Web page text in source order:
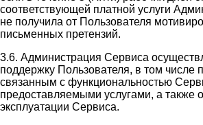
соответствующей платной услуги
не получила от Пользователя
письменных претензий.
3.6. Администрация Сервиса
поддержку Пользователя, в том числе
связанным с функциональностью
предоставляемыми услугами, а также
эксплуатации Сервиса.